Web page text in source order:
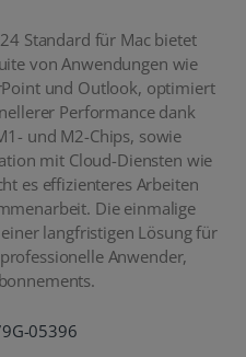
oemhandel24 UG
Standard für Mac bietet
von Anwendungen wie
und Outlook, optimiert
Performance dank
und M2-Chips, sowie
mit Cloud-Diensten wie
es effizienteres Arbeiten
Die einmalige
langfristigen Lösung für
Anwender,
05396